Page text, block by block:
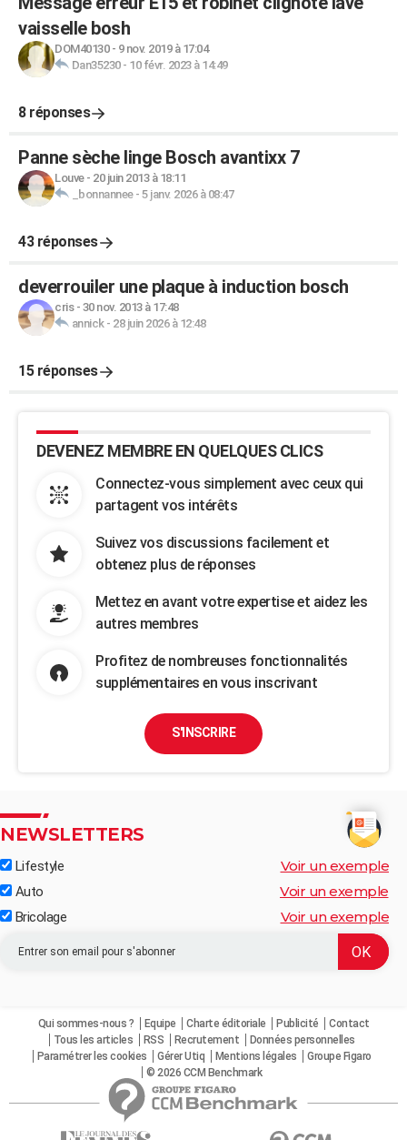
vaisselle bosh
DOM40130- 9 nov. 2019 à 17:04
Dan35230- 10 févr. 2023 à 14:49
8 réponses
Panne sèche linge Bosch avantixx 7
Louve- 20 juin 2013 à 18:11
_bonnannee- 5 janv. 2026 à 08:47
43 réponses
deverrouiler une plaque à induction bosch
cris- 30 nov. 2013 à 17:48
annick- 28 juin 2026 à 12:48
15 réponses
DEVENEZ MEMBRE EN QUELQUES CLICS
Connectez-vous simplement avec ceux qui
partagent vos intérêts
Suivez vos discussions facilement et
obtenez plus de réponses
Mettez en avant votre expertise et aidez les
autres membres
Profitez de nombreuses fonctionnalités
supplémentaires en vous inscrivant
S'INSCRIRE
NEWSLETTERS
Lifestyle Voir un exemple
Auto Voir un exemple
Bricolage Voir un exemple
Qui sommes-nous ? Equipe Charte éditoriale Publicité
Contact
Tous les articles
RSS Recrutement
Données personnelles
Paramétrer les cookies
Gérer Utiq Mentions légales
Groupe Figaro
© 2026 CCM Benchmark